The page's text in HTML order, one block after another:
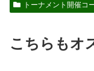
トーナメント開催コ
こちらもオ